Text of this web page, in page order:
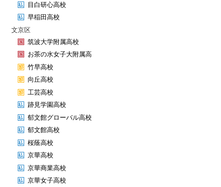
目白研心高校
早稲田高校
文京区
筑波大学附属高校
お茶の水女子大附属高
竹早高校
向丘高校
工芸高校
跡見学園高校
郁文館グローバル高校
郁文館高校
桜蔭高校
京華高校
京華商業高校
京華女子高校